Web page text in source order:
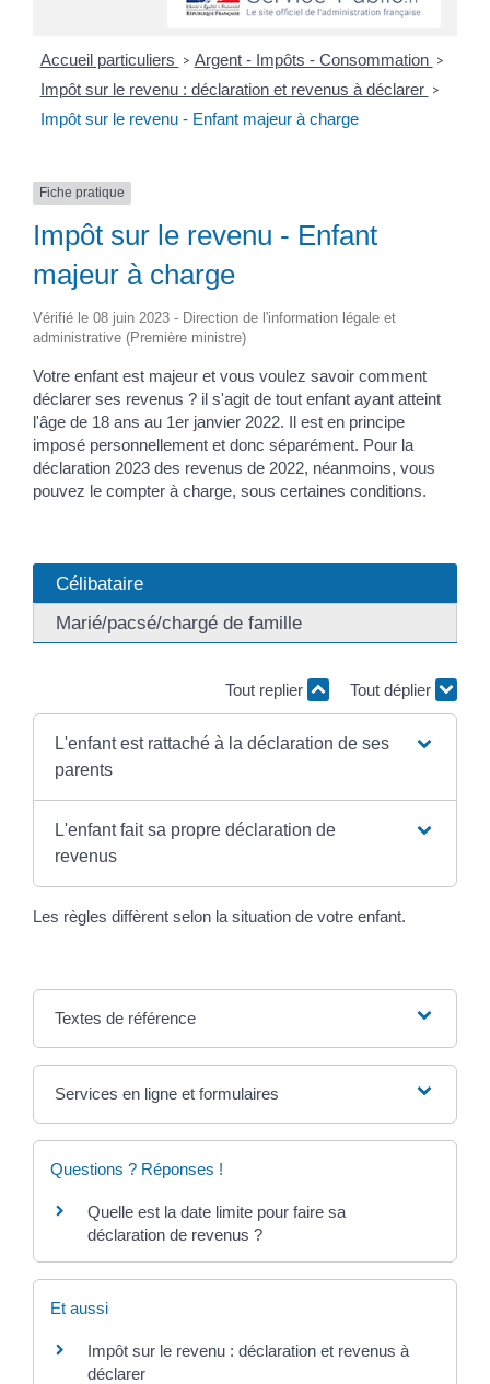
Accueil particuliers > Argent - Impôts - Consommation >
Impôt sur le revenu : déclaration et revenus à déclarer >
Impôt sur le revenu - Enfant majeur à charge
Fiche pratique
Impôt sur le revenu - Enfant
majeur à charge
Vérifié le 08 juin 2023 - Direction de l'information légale et
administrative (Première ministre)
Votre enfant est majeur et vous voulez savoir comment
déclarer ses revenus ? il s'agit de tout enfant ayant atteint
l'âge de 18 ans au 1er janvier 2022. Il est en principe
imposé personnellement et donc séparément. Pour la
déclaration 2023 des revenus de 2022, néanmoins, vous
pouvez le compter à charge, sous certaines conditions.
Célibataire
Marié/pacsé/chargé de famille
Tout replier Tout déplier
L'enfant est rattaché à la déclaration de ses
parents
L'enfant fait sa propre déclaration de
revenus
Les règles diffèrent selon la situation de votre enfant.
Textes de référence
Services en ligne et formulaires
Questions ? Réponses !
Quelle est la date limite pour faire sa
déclaration de revenus ?
Et aussi
Impôt sur le revenu : déclaration et revenus à
déclarer